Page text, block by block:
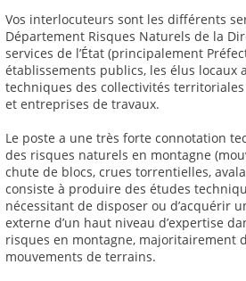
Vos interlocuteurs sont les différents
Département Risques Naturels de la
services de l’État (principalement
établissements publics, les élus locaux
techniques des collectivités territoriales
et entreprises de travaux.
Le poste a une très forte connotation
des risques naturels en montagne
chute de blocs, crues torrentielles,
consiste à produire des études
nécessitant de disposer ou d’acquérir
externe d’un haut niveau d’expertise
risques en montagne, majoritairement
mouvements de terrains.